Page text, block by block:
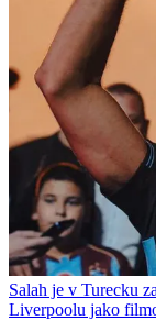
Salah je v Turecku
Liverpoolu jako